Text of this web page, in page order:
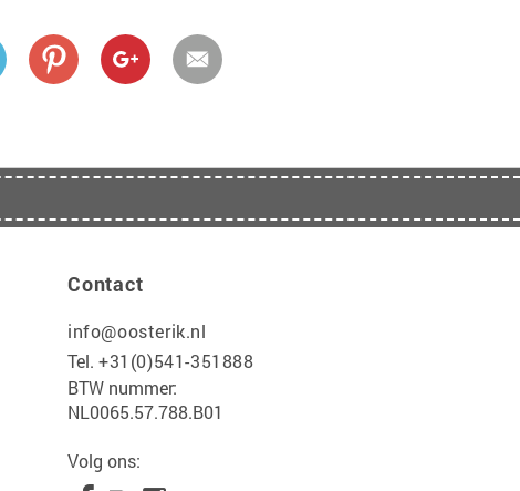
Contact
info@oosterik.nl
Tel. +31(0)541-351888
BTW nummer:
NL0065.57.788.B01
Volg ons: